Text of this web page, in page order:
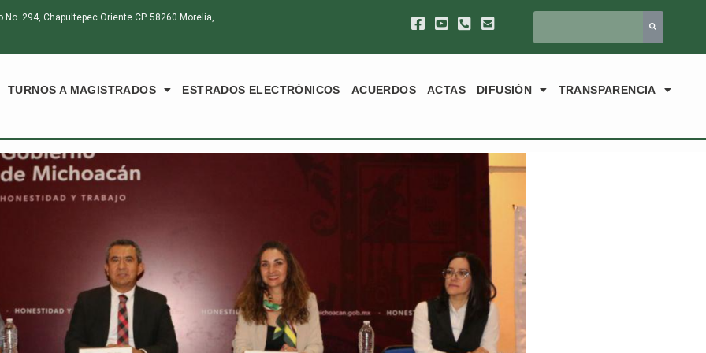
294, Chapultepec Oriente CP. 58260 Morelia,
TURNOS A MAGISTRADOS ESTRADOS ELECTRÓNICOS ACUERDOS ACTAS DIFUSIÓN TRANSPARENCIA